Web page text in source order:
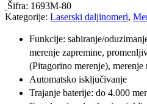
Šifra: 1693M-80
Kategorije: Laserski daljinomeri,
Funkcije: sabiranje/
merenje zapremine,
(Pitagorino merenje), merenje
Automatsko isključivanje
Trajanje baterije: do 4.000